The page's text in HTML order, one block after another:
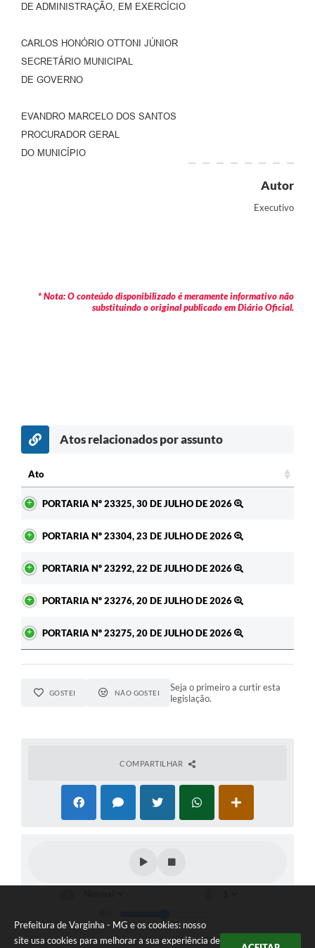
Prefeitura de Varginha - MG e os cookies: nosso
site usa cookies para melhorar a sua experiência de
DE ADMINISTRAÇÃO, EM EXERCÍCIO
CARLOS HONÓRIO OTTONI JÚNIOR
SECRETÁRIO MUNICIPAL
DE GOVERNO
EVANDRO MARCELO DOS SANTOS
PROCURADOR GERAL
DO MUNICÍPIO
Autor
Executivo
* Nota: O conteúdo disponibilizado é meramente informativo não
substituindo o original publicado em Diário Oficial.
Atos relacionados por assunto
Ato
PORTARIA Nº 23325, 30 DE JULHO DE 2026
PORTARIA Nº 23304, 23 DE JULHO DE 2026
PORTARIA Nº 23292, 22 DE JULHO DE 2026
PORTARIA Nº 23276, 20 DE JULHO DE 2026
PORTARIA Nº 23275, 20 DE JULHO DE 2026
GOSTEI NÃO GOSTEI
Seja o primeiro a curtir esta
legislação.
COMPARTILHAR